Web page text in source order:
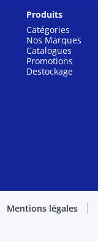
Produits
Catégories
Nos Marques
Catalogues
Promotions
Destockage
Mentions légales